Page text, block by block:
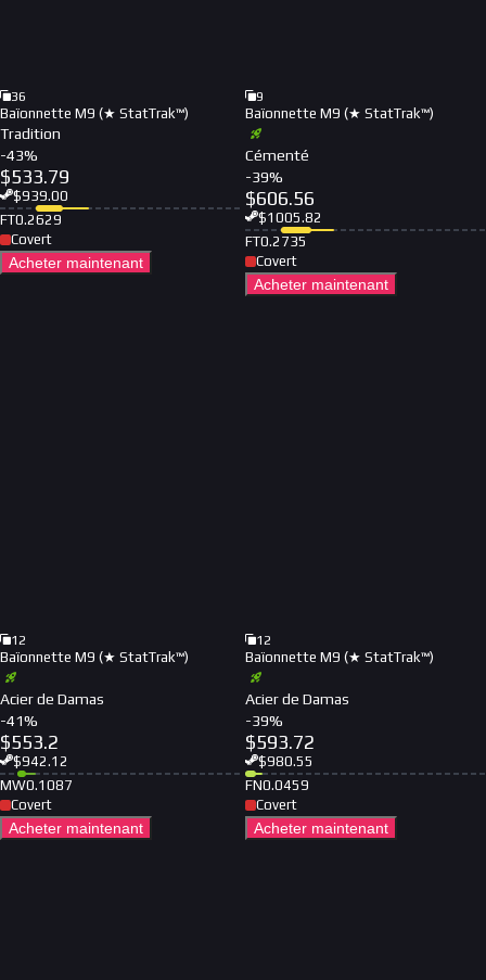
36
Baïonnette M9 (★ StatTrak™)
Tradition
-43%
$533.79
$939.00
FT0.2629
Covert
Acheter maintenant
9
Baïonnette M9 (★ StatTrak™)
Cémenté
-39%
$606.56
$1005.82
FT0.2735
Covert
Acheter maintenant
12
Baïonnette M9 (★ StatTrak™)
Acier de Damas
-41%
$553.2
$942.12
MW0.1087
Covert
Acheter maintenant
12
Baïonnette M9 (★ StatTrak™)
Acier de Damas
-39%
$593.72
$980.55
FN0.0459
Covert
Acheter maintenant